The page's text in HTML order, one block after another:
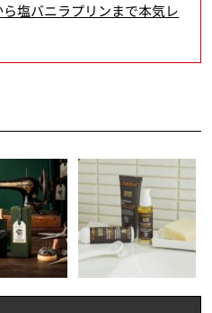
塩バニラプリンまで本気レ